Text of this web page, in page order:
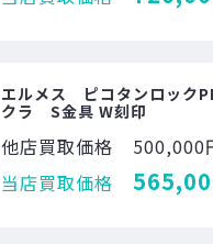
エルメス ピコタンロック
クラ S金具 W刻印
他店買取価格
500,000
当店買取価格